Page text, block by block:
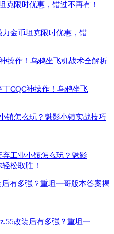
克限时优惠，错过不再有！
操作！乌鸦坐飞机战术全解析
镇怎么玩？魅影小镇实战技巧
后有多强？重坦一哥版本答案揭